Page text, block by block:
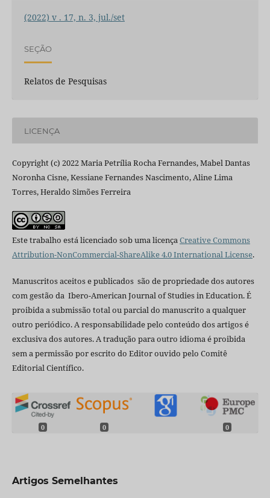
(2022) v . 17, n. 3, jul./set
SEÇÃO
Relatos de Pesquisas
LICENÇA
Copyright (c) 2022 Maria Petrília Rocha Fernandes, Mabel Dantas
Noronha Cisne, Kessiane Fernandes Nascimento, Aline Lima
Torres, Heraldo Simões Ferreira
Este trabalho está licenciado sob uma licençaCreative Commons
Attribution-NonCommercial-ShareAlike 4.0 International License.
Manuscritos aceitos e publicados são de propriedade dos autores
com gestão da Ibero-American Journal of Studies in Education. É
proibida a submissão total ou parcial do manuscrito a qualquer
outro periódico. A responsabilidade pelo conteúdo dos artigos é
exclusiva dos autores. A tradução para outro idioma é proibida
sem a permissão por escrito do Editor ouvido pelo Comitê
Editorial Científico.
0 0 0
Artigos Semelhantes